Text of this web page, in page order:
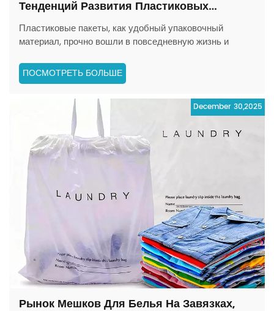
Тенденций Развития Пластиковых
Пластиковые пакеты, как удобный упаковочный
материал, прочно вошли в повседневную жизнь и
напрямую определяет их характеристики, области
применения и экологические свойства. С ростом
политики индустрия пла...
ПОСМОТРЕТЬ БОЛЬШЕ
December 30,2025
Рынок Мешков Для Белья На Завязках,